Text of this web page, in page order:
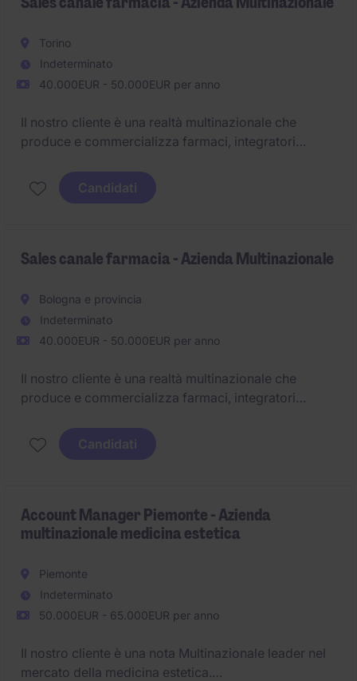
coordinerà Triveneto, Emilia Romagna, Marche e
Abruzzo
Torino
Indeterminato
40.000EUR - 50.000EUR per anno
Il nostro cliente è una realtà multinazionale che
produce e commercializza farmaci, integratori
Siamo alla ricerca di una figura di Sales canale
Candidati
Sales canale farmacia - Azienda Multinazionale
Bologna e provincia
Indeterminato
40.000EUR - 50.000EUR per anno
Il nostro cliente è una realtà multinazionale che
produce e commercializza farmaci, integratori
Siamo alla ricerca di una figura di Sales canale
Candidati
Account Manager Piemonte - Azienda
multinazionale medicina estetica
Piemonte
Indeterminato
50.000EUR - 65.000EUR per anno
Il nostro cliente è una nota Multinazionale leader nel
mercato della medicina estetica.